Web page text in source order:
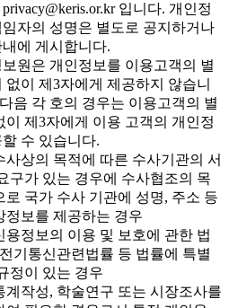
입니다. 개인정
임자의 성명은 별도로 공지하거나
에 게시합니다.
원은 개인정보를 이용고객의 별
없이 제3자에게 제공하지 않습니
음 각 호의 경우는 이용고객의 별
이 제3자에게 이용 고객의 개인정
할 수 있습니다.
사상의 목적에 따른 수사기관의 서
구가 있는 경우에 수사협조의 목
로 국가 수사 기관에 성명, 주소 등
정보를 제공하는 경우
용정보의 이용 및 보호에 관한 법
기통신관련법률 등 법률에 특별
정이 있는 경우
계작성, 학술연구 또는 시장조사를